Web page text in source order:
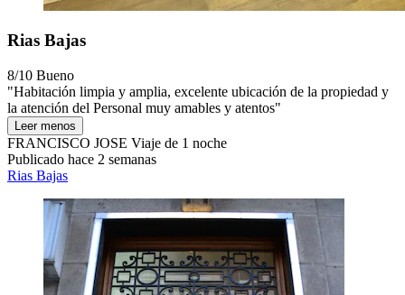
Rias Bajas
8/10 Bueno
"Habitación limpia y amplia, excelente ubicación de la propiedad y
la atención del Personal muy amables y atentos"
Leer menos
FRANCISCO JOSE Viaje de 1 noche
Publicado hace 2 semanas
Rias Bajas